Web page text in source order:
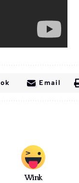
Email
Wink